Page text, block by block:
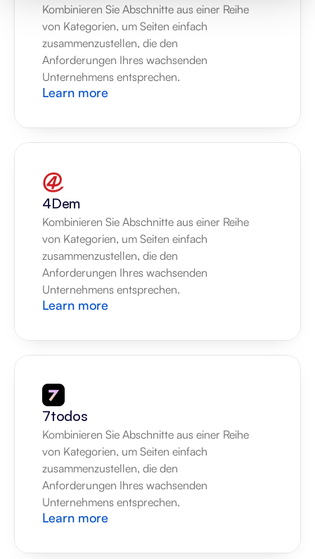
Kombinieren Sie Abschnitte aus einer Reihe
von Kategorien, um Seiten einfach
zusammenzustellen, die den
Anforderungen Ihres wachsenden
Unternehmens entsprechen.
Learn more
4Dem
Kombinieren Sie Abschnitte aus einer Reihe
von Kategorien, um Seiten einfach
zusammenzustellen, die den
Anforderungen Ihres wachsenden
Unternehmens entsprechen.
Learn more
7todos
Kombinieren Sie Abschnitte aus einer Reihe
von Kategorien, um Seiten einfach
zusammenzustellen, die den
Anforderungen Ihres wachsenden
Unternehmens entsprechen.
Learn more